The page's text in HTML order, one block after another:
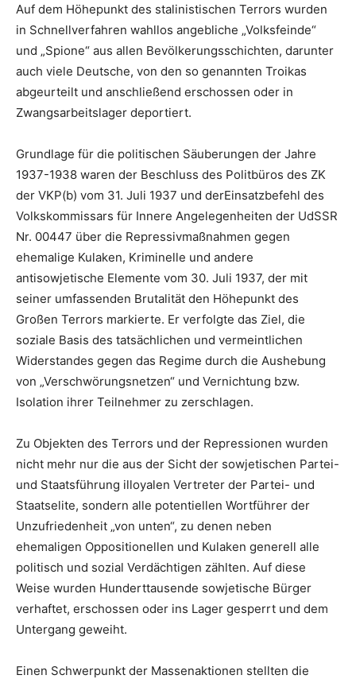
Auf dem Höhepunkt des stalinistischen Terrors wurden
in Schnellverfahren wahllos angebliche „Volksfeinde“
und „Spione“ aus allen Bevölkerungsschichten, darunter
auch viele Deutsche, von den so genannten Troikas
abgeurteilt und anschließend erschossen oder in
Zwangsarbeitslager deportiert.
Grundlage für die politischen Säuberungen der Jahre
1937-1938 waren der Beschluss des Politbüros des ZK
der VKP(b) vom 31. Juli 1937 und derEinsatzbefehl des
Volkskommissars für Innere Angelegenheiten der UdSSR
Nr. 00447 über die Repressivmaßnahmen gegen
ehemalige Kulaken, Kriminelle und andere
antisowjetische Elemente vom 30. Juli 1937, der mit
seiner umfassenden Brutalität den Höhepunkt des
Großen Terrors markierte. Er verfolgte das Ziel, die
soziale Basis des tatsächlichen und vermeintlichen
Widerstandes gegen das Regime durch die Aushebung
von „Verschwörungsnetzen“ und Vernichtung bzw.
Isolation ihrer Teilnehmer zu zerschlagen.
Zu Objekten des Terrors und der Repressionen wurden
nicht mehr nur die aus der Sicht der sowjetischen Partei-
und Staatsführung illoyalen Vertreter der Partei- und
Staatselite, sondern alle potentiellen Wortführer der
Unzufriedenheit „von unten“, zu denen neben
ehemaligen Oppositionellen und Kulaken generell alle
politisch und sozial Verdächtigen zählten. Auf diese
Weise wurden Hunderttausende sowjetische Bürger
verhaftet, erschossen oder ins Lager gesperrt und dem
Untergang geweiht.
Einen Schwerpunkt der Massenaktionen stellten die